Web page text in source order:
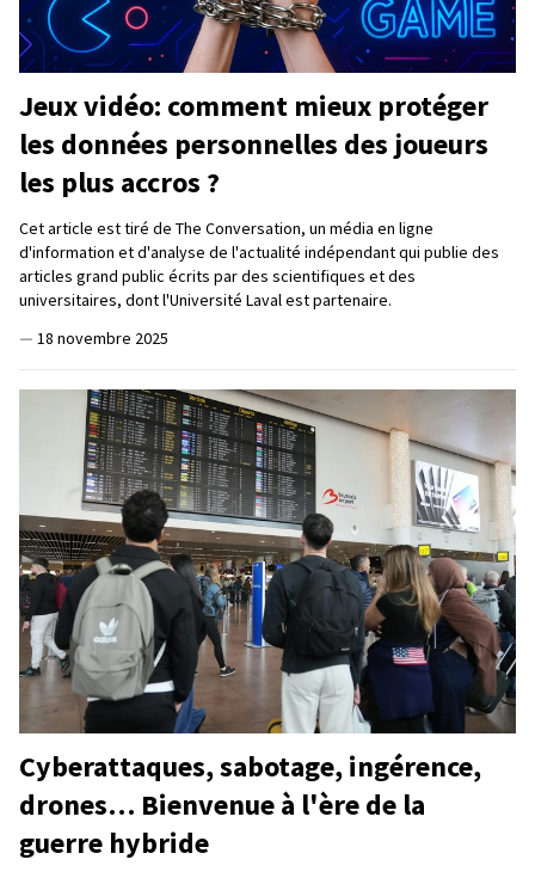
Jeux vidéo: comment mieux protéger
les données personnelles des joueurs
les plus accros ?
Cet article est tiré de The Conversation, un média en ligne
d'information et d'analyse de l'actualité indépendant qui publie des
articles grand public écrits par des scientifiques et des
universitaires, dont l'Université Laval est partenaire.
— 18 novembre 2025
Cyberattaques, sabotage, ingérence,
drones… Bienvenue à l'ère de la
guerre hybride